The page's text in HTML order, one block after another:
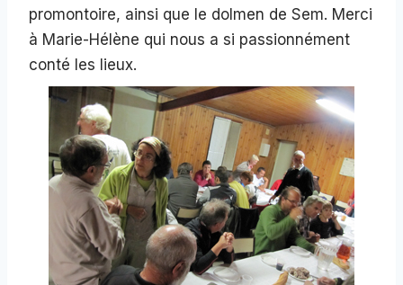
promontoire, ainsi que le dolmen de Sem. Merci
à Marie-Hélène qui nous a si passionnément
conté les lieux.